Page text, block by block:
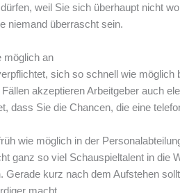
weil Sie sich überhaupt nicht
niemand überrascht sein.
möglich an
sich so schnell wie
akzeptieren Arbeitgeber auch
dass Sie die Chancen, die eine
wie möglich in der
ganz so viel Schauspieltalent in die
Gerade kurz nach dem Aufstehen
macht.